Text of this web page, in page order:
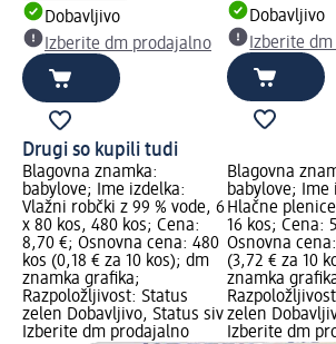
Dobavljivo
Izberite dm prodajalno
Dobavljivo
Izberite
Drugi so kupili tudi
Blagovna znamka:
babylove; Ime izdelka:
Vlažni robčki z 99 % vode, 6
x 80 kos, 480 kos; Cena:
8,70 €; Osnovna cena: 480
kos (0,18 € za 10 kos); dm
znamka grafika;
Razpoložljivost: Status
zelen Dobavljivo, Status siv
Izberite dm prodajalno
Blagovna
babylove; Ime
Hlačne
16 kos; Cena:
Osnovna
(3,72 € za 10
znamka
zelen
Izberite dm